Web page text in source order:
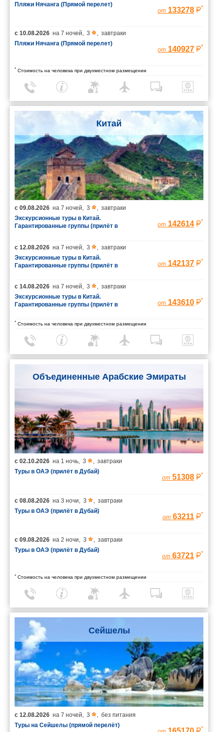
Пляжи Нячанга (Прямой перелет)
от 133278 *
с 10.08.2026 на 7 ночей, 3 , завтраки
Пляжи Нячанга (Прямой перелет)
от 140927 *
* Стоимость на человека при двухместном размещении
Китай
с 09.08.2026 на 7 ночей, 3 , завтраки
Экскурсионные туры в Китай.
Гарантированные группы (прилёт в
от 142614 *
с 12.08.2026 на 7 ночей, 3 , завтраки
Экскурсионные туры в Китай.
Гарантированные группы (прилёт в
от 142137 *
с 14.08.2026 на 7 ночей, 3 , завтраки
Экскурсионные туры в Китай.
Гарантированные группы (прилёт в
от 143610 *
* Стоимость на человека при двухместном размещении
Объединенные Арабские Эмираты
с 02.10.2026 на 1 ночь, 3 , завтраки
Туры в ОАЭ (прилёт в Дубай)
от 51308 *
с 08.08.2026 на 3 ночи, 3 , завтраки
Туры в ОАЭ (прилёт в Дубай)
от 63211 *
с 09.08.2026 на 2 ночи, 3 , завтраки
Туры в ОАЭ (прилёт в Дубай)
от 63721 *
* Стоимость на человека при двухместном размещении
Сейшелы
с 12.08.2026 на 7 ночей 3
без питания
Туры на Сейшелы (прямой перелёт)
*